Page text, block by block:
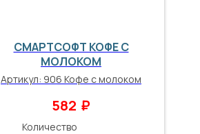
СМАРТСОФТ КОФЕ С
МОЛОКОМ
Артикул: 906 Кофе с молоком
582 ₽
Количество